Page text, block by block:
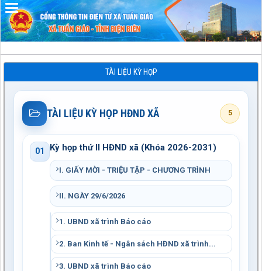
TÀI LIỆU KỲ HỌP
TÀI LIỆU KỲ HỌP HĐND XÃ 5
01 Kỳ họp thứ II HĐND xã (Khóa 2026-2031)
I. GIẤY MỜI - TRIỆU TẬP - CHƯƠNG TRÌNH
II. NGÀY 29/6/2026
1. UBND xã trình Báo cáo
2. Ban Kinh tế - Ngân sách HĐND xã trình...
3. UBND xã trình Báo cáo
Đã kết nối EMC